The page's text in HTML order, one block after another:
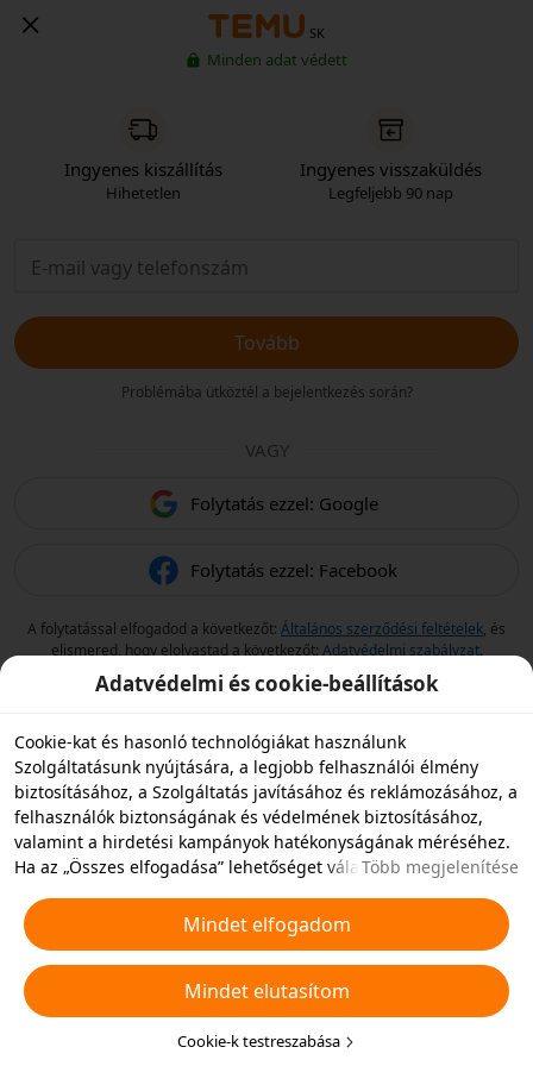
SK
Minden adat védett
Ingyenes kiszállítás
Hihetetlen
Ingyenes visszaküldés
Legfeljebb 90 nap
Tovább
Problémába ütköztél a bejelentkezés során?
VAGY
Folytatás ezzel: Google
Folytatás ezzel: Facebook
A folytatással elfogadod a következőt: Általános szerződési feltételek, és
elismered, hogy elolvastad a következőt: Adatvédelmi szabályzat.
Adatvédelmi és cookie-beállítások
Cookie-kat és hasonló technológiákat használunk
Szolgáltatásunk nyújtására, a legjobb felhasználói élmény
biztosításához, a Szolgáltatás javításához és reklámozásához, a
felhasználók biztonságának és védelmének biztosításához,
valamint a hirdetési kampányok hatékonyságának méréséhez.
Ha az „Összes elfogadása” lehetőséget választja, akkor
hasonló technológiákat tároljunk az eszközén hirdetési célokra.
Elutasíthatja az összes nem alapvető cookie-t, vagy az alábbi
„Cookie-k testreszabása” gombra kattintva vagy az adatvédelmi
beállításoknál bármikor kiválaszthatja, hogy mely típusú
cookie-kat szeretné elfogadni vagy letiltani. További
Cookie-kra és hasonló technológiákra
Több megjelenítése
Mindet elfogadom
Mindet elutasítom
Cookie-k testreszabása